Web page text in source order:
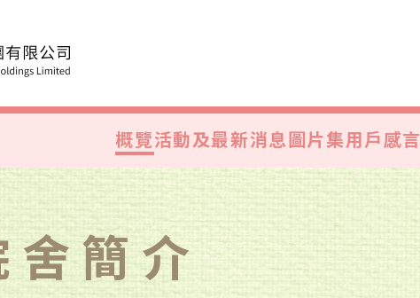
概覽活動及最新消息圖片集用戶感言
舍簡介